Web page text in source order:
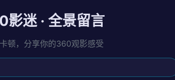
影迷 · 全景留言
顿，分享你的360观影感受